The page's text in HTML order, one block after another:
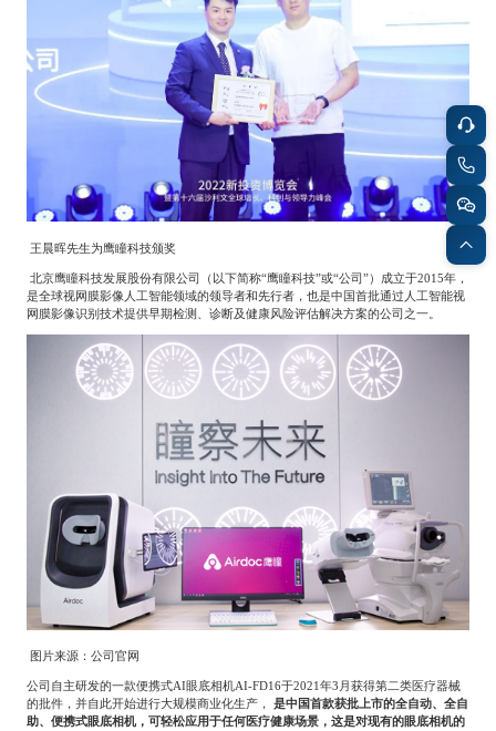
Advanced Materials
Culture &
Entertainment
Enterprise Services
Cross-Border E-
commerce Trade
Infrastructure
Construction & Utilities
Protection & Energy
Saving Technology
Education & Training Shipping and Ports
Maternal And Infant
Agriculture, Forestry
Animal Husbandry
And Fishery
Landscaping Commercial Aviation
王晨晖先生为鹰瞳科技颁奖
北京鹰瞳科技发展股份有限公司（以下简称“鹰瞳科技”或“公司”）成立于2015年，
是全球视网膜影像人工智能领域的领导者和先行者，也是中国首批通过人工智能视
网膜影像识别技术提供早期检测、诊断及健康风险评估解决方案的公司之一。
图片来源：公司官网
公司自主研发的一款便携式AI眼底相机AI-FD16于2021年3 月获得第二类医疗器械
的批件，并自此开始进行大规模商业化生产，
是中国首款获批上市的全自动、全自
助、便携式眼底相机，可轻松应用于任何医疗健康场景，这是对现有的眼底相机的